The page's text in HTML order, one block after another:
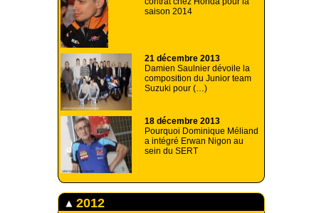
saison 2014
21 décembre 2013
Damien Saulnier dévoile la
composition du Junior team
Suzuki pour (…)
18 décembre 2013
Pourquoi Dominique Méliand
a intégré Erwan Nigon au
sein du SERT
2012